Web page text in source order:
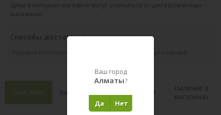
Цены в интернет-магазине могут отличаться от цен в розничных
магазинах.
Способы доставки вашего заказа
Описание Характеристики Состав
Наличие в
магазинах
Ваш город
Алматы?
Нет
Да